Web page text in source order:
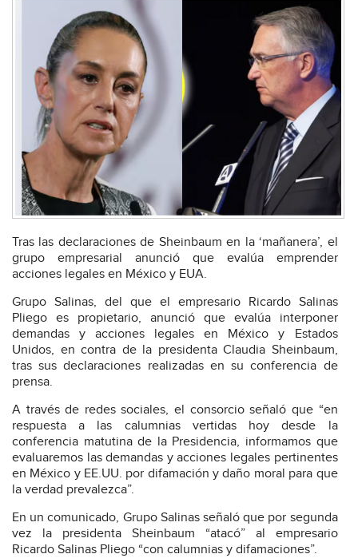
Tras las declaraciones de Sheinbaum en la ‘mañanera’, el
grupo empresarial anunció que evalúa emprender
acciones legales en México y EUA.
Grupo Salinas, del que el empresario Ricardo Salinas
Pliego es propietario, anunció que evalúa interponer
demandas y acciones legales en México y Estados
Unidos, en contra de la presidenta Claudia Sheinbaum,
tras sus declaraciones realizadas en su conferencia de
prensa.
A través de redes sociales, el consorcio señaló que “en
respuesta a las calumnias vertidas hoy desde la
conferencia matutina de la Presidencia, informamos que
evaluaremos las demandas y acciones legales pertinentes
en México y EE.UU. por difamación y daño moral para que
la verdad prevalezca”.
En un comunicado, Grupo Salinas señaló que por segunda
vez la presidenta Sheinbaum “atacó” al empresario
Ricardo Salinas Pliego “con calumnias y difamaciones”.